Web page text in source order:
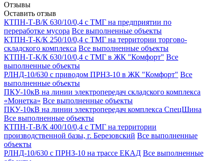
Отзывы
Оставить отзыв
КТПН-Т-В/К 630/10/0,4 с ТМГ на предприятии по
переработке мусора Все выполненные объекты
КТПН-Т-К/К 250/10/0,4 с ТМГ на территории торгово-
складского комплекса Все выполненные объекты
КТПН-Т-К/К 630/10/0,4 с ТМГ в ЖК "Комфорт" Все
выполненные объекты
РЛНД-10/630 с приводом ПРНЗ-10 в ЖК "Комфорт" Все
выполненные объекты
ПКУ-10кВ на линии электропередач складского комплекса
«Монетка» Все выполненные объекты
ПКУ-10кВ на линии электропередач комплекса СпецШина
Все выполненные объекты
КТПН-Т-В/К 400/10/0,4 с ТМГ на территории
производственной базы, г. Березовский Все выполненные
объекты
РЛНД-10/630 с ПРНЗ-10 на трассе ЕКАД Все выполненные